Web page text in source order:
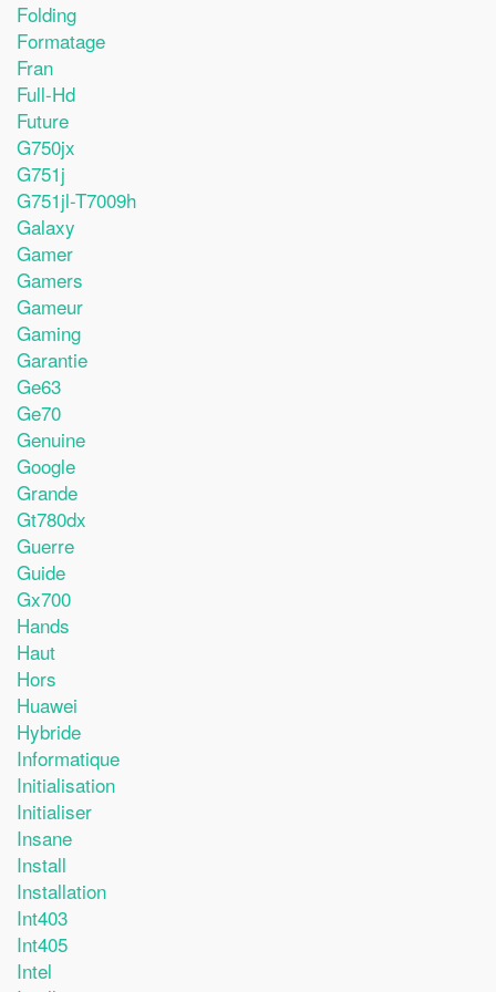
Folding
Formatage
Fran
Full-Hd
Future
G750jx
G751j
G751jl-T7009h
Galaxy
Gamer
Gamers
Gameur
Gaming
Garantie
Ge63
Ge70
Genuine
Google
Grande
Gt780dx
Guerre
Guide
Gx700
Hands
Haut
Hors
Huawei
Hybride
Informatique
Initialisation
Initialiser
Insane
Install
Installation
Int403
Int405
Intel